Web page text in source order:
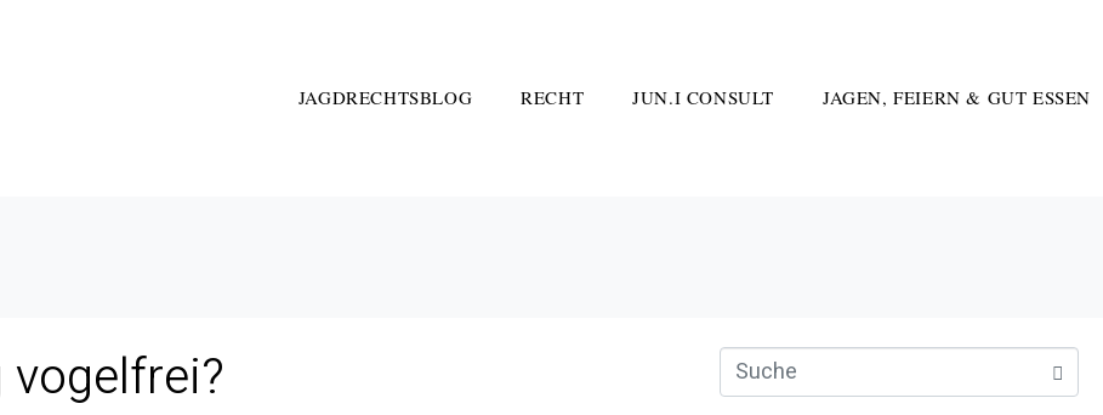
JAGDRECHTSBLOG RECHT JUN.I CONSULT JAGEN, FEIERN & GUT ESSEN